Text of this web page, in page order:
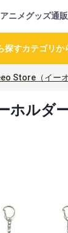
アニメグッズ通
探すカテゴリか
Store（イーオ
ホルダ